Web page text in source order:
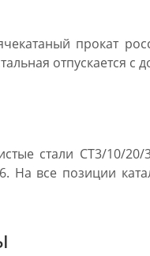
прокат
отпускается с
стали СТ3/10/20/
На все позиции